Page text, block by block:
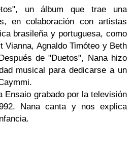
, un álbum que trae una
en colaboración con artistas
brasileña y portuguesa, como
Vianna, Agnaldo Timóteo y Beth
de"Duetos", Nana hizo
musical para dedicarse a un
.
Ensaio grabado por la televisión
Nana canta y nos explica